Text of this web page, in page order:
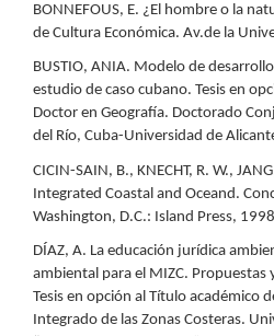
BONNEFOUS, E. ¿El hombre o la
de Cultura Económica. Av.de la
BUSTIO, ANIA. Modelo de
estudio de caso cubano. Tesis en
Doctor en Geografía. Doctorado
del Río, Cuba-Universidad de
CICIN-SAIN, B., KNECHT, R. W.,
Integrated Coastal and Oceand.
Washington, D.C.: Island Press,
DÍAZ, A. La educación jurídica
ambiental para el MIZC. Propuestas
Tesis en opción al Título académico
Integrado de las Zonas Costeras.